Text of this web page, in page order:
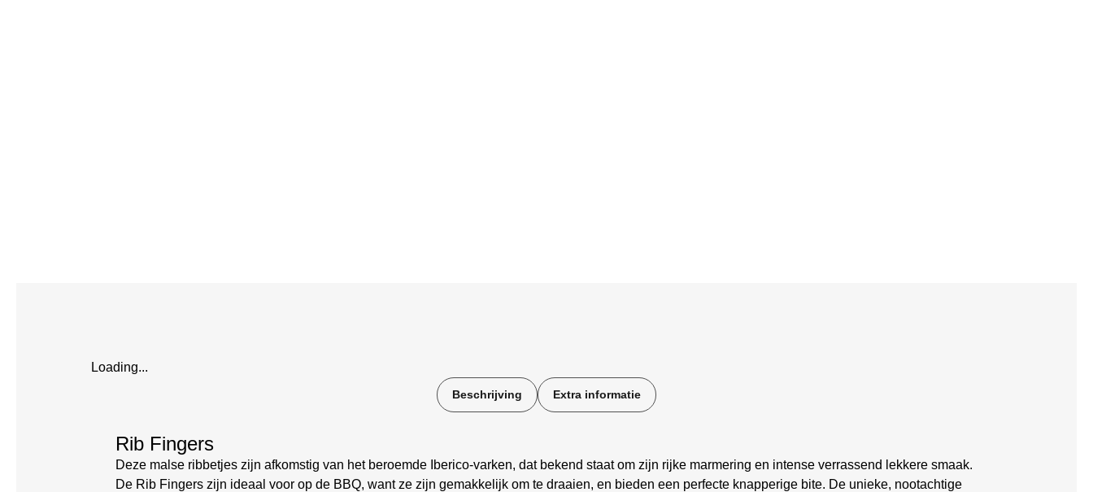
Loading...
Beschrijving Extra informatie
Rib Fingers
Deze malse ribbetjes zijn afkomstig van het beroemde Iberico-varken, dat bekend staat om zijn rijke marmering en intense verrassend lekkere smaak.
De Rib Fingers zijn ideaal voor op de BBQ, want ze zijn gemakkelijk om te draaien, en bieden een perfecte knapperige bite. De unieke, nootachtige